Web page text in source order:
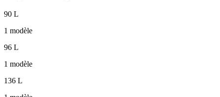
90 L
1 modèle
96 L
1 modèle
136 L